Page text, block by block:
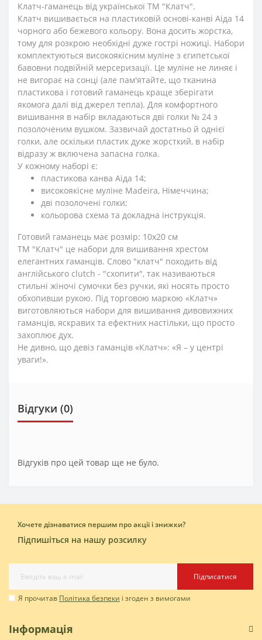
Клатч-гаманець від української ТМ "Клатч".
Клатч вишивається на пластиковій основі-канві Аіда 14
чорного або бежевого кольору. Вона досить жорстка,
тому для розкрою необхідні дуже гострі ножиці. Набори
комплектуються високоякісним муліне з єгипетської
бавовни подвійній мерсеризації. Це муліне не линяє і
не вигорає на сонці (але пам'ятайте, що тканина
пластикова і готовий гаманець краще зберігати
якомога далі від джерел тепла). Для комфортного
вишивання в набір вкладаються дві голки № 24 з
позолоченим вушком. Зазвичай достатньо й однієї
голки, але оскільки пластик дуже жорсткий, в набір
відразу ж включена запасна голка.
У кожному наборі є:
пластикова канва Аіда 14;
високоякісне муліне Madeira, Німеччина;
дві позолочені голки;
кольорова схема та докладна інструкція.
Готовий гаманець має розмір: 10х20 см
ТМ "Клатч" це набори для вишивання хрестом
елегантних гаманців. Слово "клатч" походить від
англійського clutch - "схопити", так називаються
стильні жіночі сумочки без ручки, які носять просто
обхопивши рукою. Під торговою маркою «Клатч»
виготовляються набори для вишивання дивовижних
гаманців, яскравих та ефектних настільки, що просто
захоплює дух.
Не дивно, що девіз гаманців «Клатч»: «Я – у центрі
уваги!».
Відгуки (0)
Відгуків про цей товар ще не було.
Хочете дізнаватися першим про акції і знижки?
Підпишіться на нашу розсилку
Підписатися
Я прочитав Політика безпеки і згоден з вимогами
Інформація